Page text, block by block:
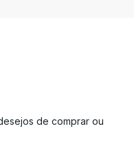
de comprar ou